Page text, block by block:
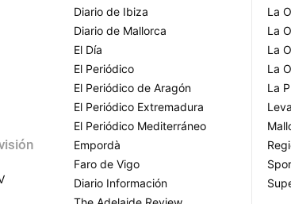
Diario de Ibiza
Diario de Mallorca
El Día
El Periódico
El Periódico de Aragón
El Periódico Extremadura
El Periódico Mediterráneo
Empordà
Faro de Vigo
Diario Información
La
La
La
La
La